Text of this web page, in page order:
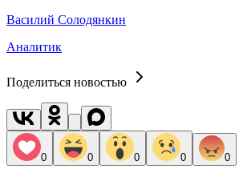
Василий Солодянкин
Аналитик
Поделиться новостью
0 0 0 0 0